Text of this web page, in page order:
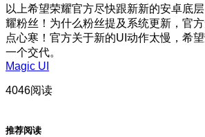
以上希望荣耀官方尽快跟新新的安卓底
耀粉丝！为什么粉丝提及系统更新，官
点心寒！官方关于新的UI动作太慢，希
一个交代。
Magic UI
4046阅读
推荐阅读